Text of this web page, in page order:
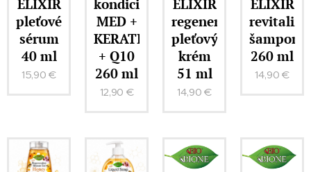
ELIXÍR
pleťové
sérum
40 ml
15,90 €
kondicionér
MED +
KERATIN
+ Q10
260 ml
12,90 €
ELIXÍR
regenerační
pleťový
krém
51 ml
14,90 €
ELIXÍR
šampon
260 ml
14,90 €